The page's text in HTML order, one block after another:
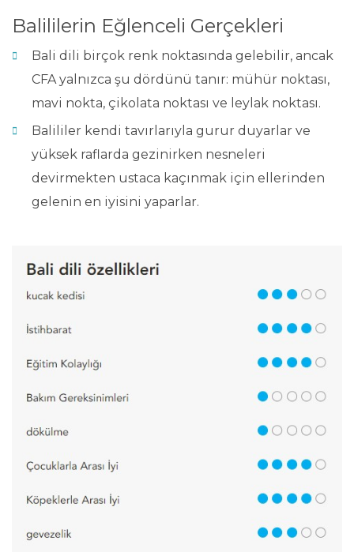
Balililerin Eğlenceli Gerçekleri
Bali dili birçok renk noktasında gelebilir, ancak
CFA yalnızca şu dördünü tanır: mühür noktası,
mavi nokta, çikolata noktası ve leylak noktası.
Balililer kendi tavırlarıyla gurur duyarlar ve
yüksek raflarda gezinirken nesneleri
devirmekten ustaca kaçınmak için ellerinden
gelenin en iyisini yaparlar.